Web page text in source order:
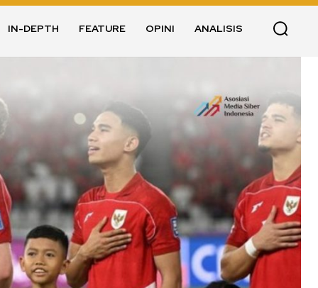
IN-DEPTH FEATURE OPINI ANALISIS